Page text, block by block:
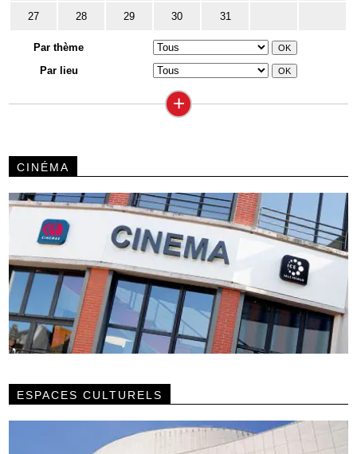
27 28 29 30 31
Par thème
Par lieu
+
CINÉMA
ESPACES CULTURELS